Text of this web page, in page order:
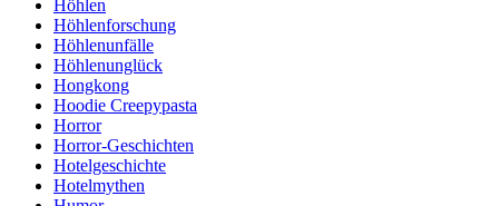
Höhlen
Höhlenforschung
Höhlenunfälle
Höhlenunglück
Hongkong
Hoodie Creepypasta
Horror
Horror-Geschichten
Hotelgeschichte
Hotelmythen